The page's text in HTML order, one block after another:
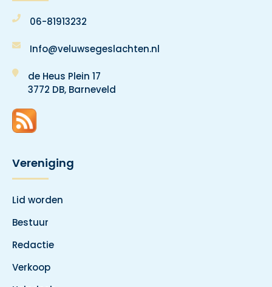
06-81913232
Info@veluwsegeslachten.nl
de Heus Plein 17
3772 DB, Barneveld
Vereniging
Lid worden
Bestuur
Redactie
Verkoop